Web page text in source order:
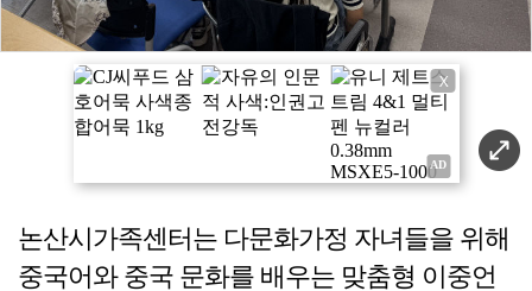
X
논산시가족센터는 다문화가정 자녀들을 위해
중국어와 중국 문화를 배우는 맞춤형 이중언